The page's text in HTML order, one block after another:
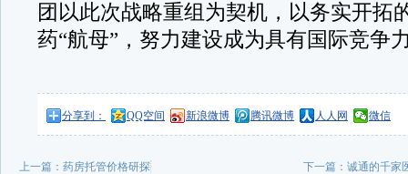
团以此次战略重组为契机，以务实开拓
药“航母”，努力建设成为具有国际竞争
分享到： QQ空间 新浪微博 腾讯微博 人人网 微信
上一篇： 药房托管价格研探 下一篇：诚通的千家